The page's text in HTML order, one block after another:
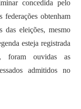
concedida pelo
federações obtenham
das eleições, mesmo
esteja registrada
foram ouvidas as
admitidos no